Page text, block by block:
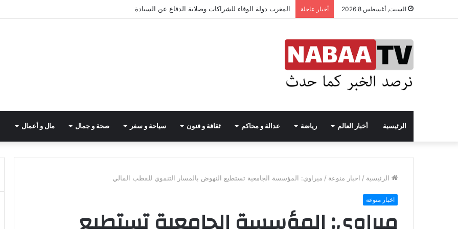
السبت, أغسطس 8 2026 أخبار عاجلة المغرب دولة الوفاء للشراكات وصلابة الدفاع عن السيادة
الرئيسية أخبار العالم رياضة عدالة و محاكم ثقافة و فنون سياحة و سفر صحة و جمال مال و أعمال
الرئيسية / اخبار منوعة / ميراوي: المؤسسة الجامعية تستطيع النهوض بالمسار التنموي للقطب المالي
اخبار منوعة